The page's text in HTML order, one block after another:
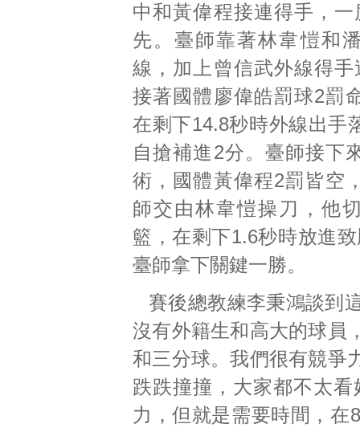
中和黃偉程接連得手，
先。臺師靠著林韋愷和
線，加上曾信武外線得
接著國體廖偉皓罰球2罰
在剩下14.8秒時外線出手
自搶補進2分。臺師接下
術，國體黃偉程2罰皆空
師交由林韋愷操刀，他
籃，在剩下1.6秒時放進
臺師拿下關鍵一勝。
賽後總教練李秉鴻談到
沒有外籍生和高大的球員
和三分球。我們很有競爭
跌跌撞撞，大家都不太
力，但就是需要時間，在